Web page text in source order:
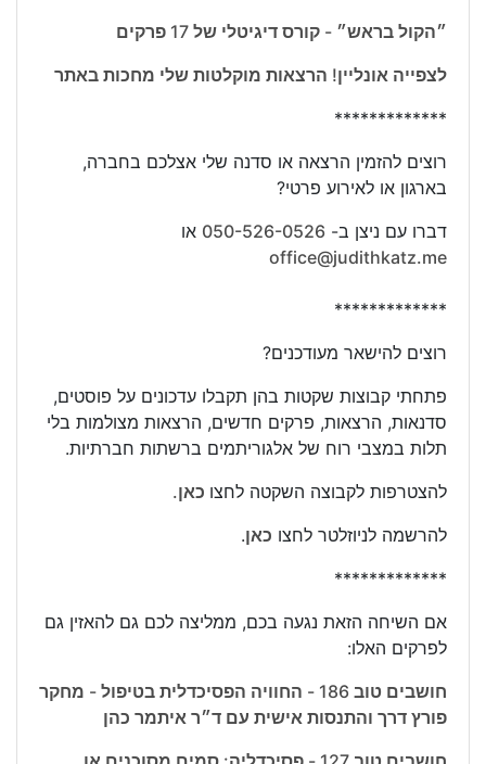
״הקול בראש״ - קורס דיגיטלי של 17 פרקים
לצפייה אונליין! הרצאות מוקלטות שלי מחכות באתר
*************
רוצים להזמין הרצאה או סדנה שלי אצלכם בחברה,
בארגון או לאירוע פרטי?
דברו עם ניצן ב- 050-526-0526 או
office@judithkatz.me
*************
רוצים להישאר מעודכנים?
פתחתי קבוצות שקטות בהן תקבלו עדכונים על פוסטים,
סדנאות, הרצאות, פרקים חדשים, הרצאות מצולמות בלי
תלות במצבי רוח של אלגוריתמים ברשתות חברתיות.
להצטרפות לקבוצה השקטה לחצו כאן.
להרשמה לניוזלטר לחצו כאן.
*************
אם השיחה הזאת נגעה בכם, ממליצה לכם גם להאזין גם
לפרקים האלו:
חושבים טוב 186 - החוויה הפסיכדלית בטיפול - מחקר
פורץ דרך והתנסות אישית עם ד״ר איתמר כהן